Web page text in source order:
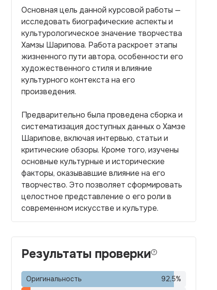
Основная цель данной курсовой работы —
исследовать биографические аспекты и
культурологическое значение творчества
Хамзы Шарипова. Работа раскроет этапы
жизненного пути автора, особенности его
художественного стиля и влияние
культурного контекста на его
произведения.
Предварительно была проведена сборка и
систематизация доступных данных о Хамзе
Шарипове, включая интервью, статьи и
критические обзоры. Кроме того, изучены
основные культурные и исторические
факторы, оказывавшие влияние на его
творчество. Это позволяет сформировать
целостное представление о его роли в
современном искусстве и культуре.
Результаты проверки
Оригинальность 92,5%